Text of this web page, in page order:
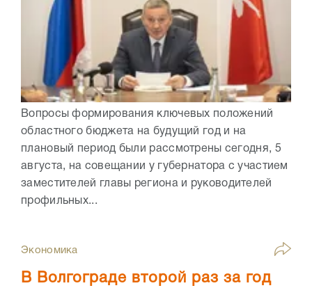
Вопросы формирования ключевых положений
областного бюджета на будущий год и на
плановый период были рассмотрены сегодня, 5
августа, на совещании у губернатора с участием
заместителей главы региона и руководителей
профильных...
Экономика
В Волгограде второй раз за год